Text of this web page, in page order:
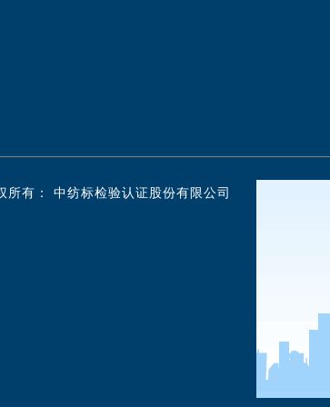
所有： 中纺标检验认证股份有限公司